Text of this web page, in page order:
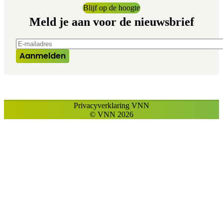
Blijf op de hoogte
Meld je aan voor de nieuwsbrief
E-mailadres
Aanmelden
© VNN 2026
Privacyverklaring VNN